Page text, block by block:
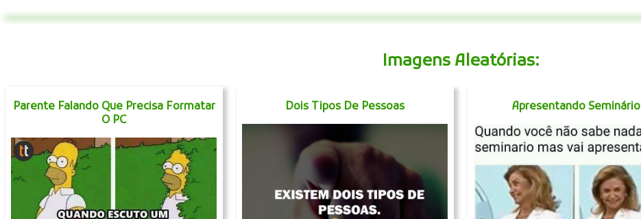
Imagens Aleatórias:
Parente Falando Que Precisa Formatar
O PC
Dois Tipos De Pessoas Apresentando Seminário